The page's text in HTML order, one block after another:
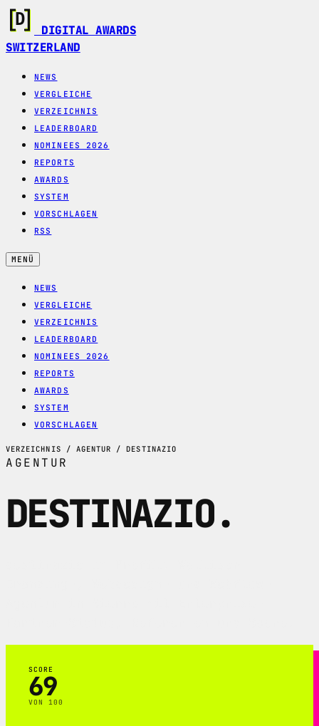
DIGITAL AWARDS
SWITZERLAND
NEWS
VERGLEICHE
VERZEICHNIS
LEADERBOARD
NOMINEES 2026
REPORTS
AWARDS
SYSTEM
VORSCHLAGEN
RSS
MENÜ
NEWS
VERGLEICHE
VERZEICHNIS
LEADERBOARD
NOMINEES 2026
REPORTS
AWARDS
SYSTEM
VORSCHLAGEN
VERZEICHNIS / AGENTUR / DESTINAZIO
AGENTUR
DESTINAZIO.
SCORE
69
VON 100